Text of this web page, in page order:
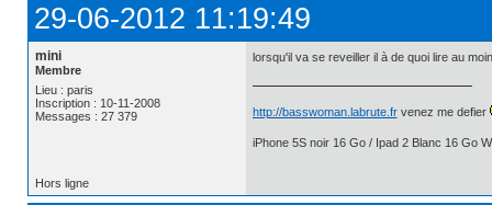
29-06-2012 11:19:49
mini
Membre
Lieu : paris
Inscription : 10-11-2008
Messages : 27 379
lorsqu'il va se reveiller il à de quoi lire au
http://basswoman.labrute.frvenez me defier
iPhone 5S noir 16 Go / Ipad 2 Blanc 16 Go
Hors ligne